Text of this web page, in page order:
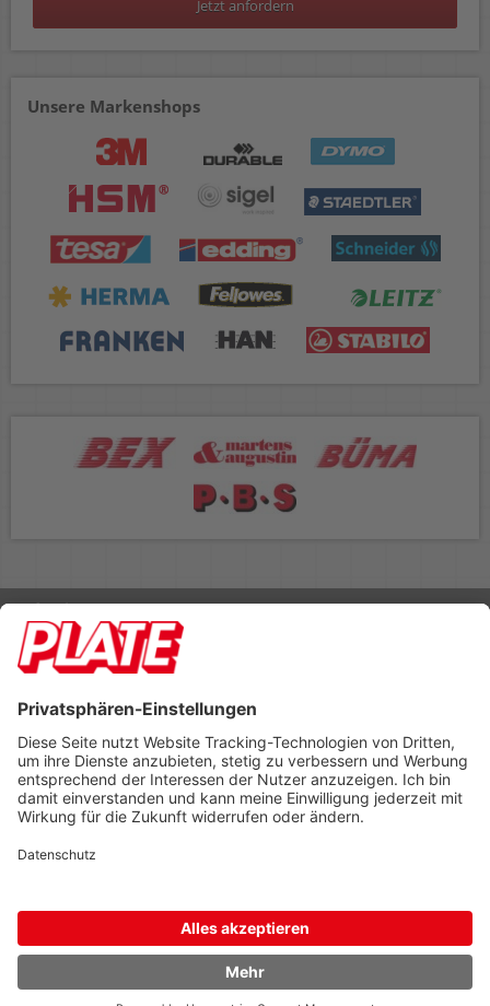
Jetzt anfordern
Unsere Markenshops
Rufen Sie uns an 04298 401-0
Lieferbedingungen Impressum
Footer anzeigen
PLATE Büromaterial Vertriebs GmbH
Hilligenwarf 5
entwicklung: decoit